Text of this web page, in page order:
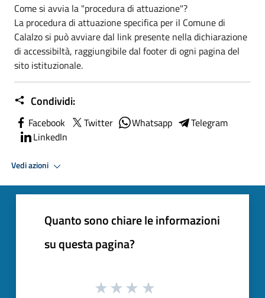
Come si avvia la "procedura di attuazione"?
La procedura di attuazione specifica per il Comune di
Calalzo si può avviare dal link presente nella dichiarazione
di accessibiltà, raggiungibile dal footer di ogni pagina del
sito istituzionale.
Condividi:
Facebook Twitter Whatsapp
Telegram
LinkedIn
Vedi azioni
Quanto sono chiare le informazioni
su questa pagina?